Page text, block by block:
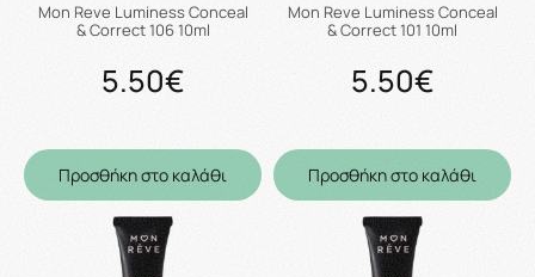
Mon Reve Luminess Conceal
& Correct 106 10ml
5.50€
Προσθήκη στο καλάθι
Mon Reve Luminess Conceal
& Correct 101 10ml
5.50€
Προσθήκη στο καλάθι